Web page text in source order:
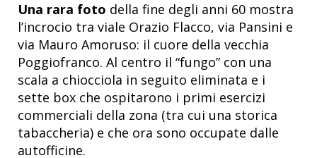
Una rara foto della fine degli anni 60 mostra
l’incrocio tra viale Orazio Flacco, via Pansini e
via Mauro Amoruso: il cuore della vecchia
Poggiofranco. Al centro il “fungo” con una
scala a chiocciola in seguito eliminata e i
sette box che ospitarono i primi esercizi
commerciali della zona (tra cui una storica
tabaccheria) e che ora sono occupate dalle
autofficine.